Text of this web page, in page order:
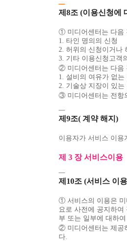
제8조 (이용신청에
① 미디어센터는 다음
1. 타인 명의의 신청
2. 허위의 신청이거나
3. 기타 이용신청고객
② 미디어센터는 다음
1. 설비의 여유가 없는
2. 기술상 지장이 있는
③ 미디어센터는 전항
제9조( 계약 해지)
이용자가 서비스 이
제 3 장 서비스이용
제10조 (서비스 이
① 서비스의 이용은 미
요로 사전에 공지하
부 또는 일부에 대하
② 미디어센터는 제공
다.